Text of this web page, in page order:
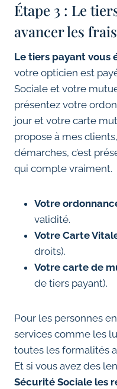
Étape 3 : Le
avancer les frais
Le tiers payant vous
votre opticien est
Sociale et votre
présentez votre
jour et votre carte
propose à mes
démarches, c’est
qui compte vraiment.
Votre
validité.
Votre Carte
droits).
Votre carte de
de tiers payant).
Pour les personnes
services comme les
toutes les formalités
Et si vous avez des
Sécurité Sociale les